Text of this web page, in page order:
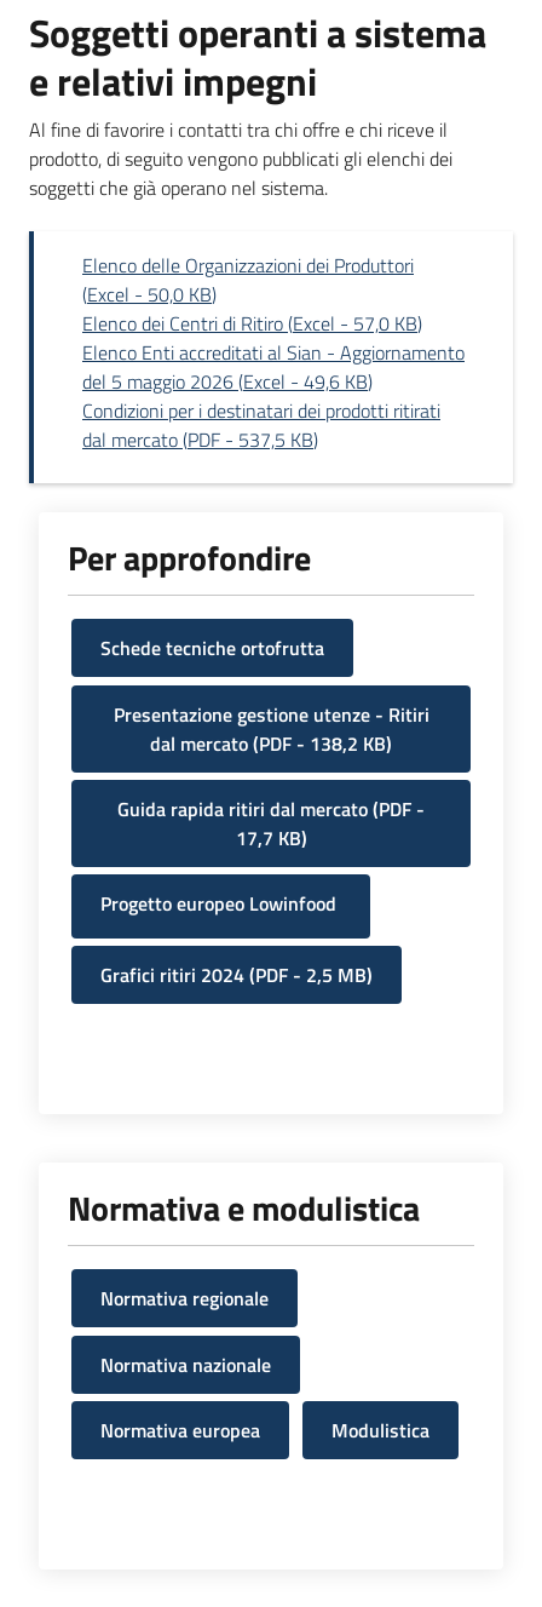
Soggetti operanti a sistema
e relativi impegni
Al fine di favorire i contatti tra chi offre e chi riceve il
prodotto, di seguito vengono pubblicati gli elenchi dei
soggetti che già operano nel sistema.
Elenco delle Organizzazioni dei Produttori
(Excel - 50,0 KB)
Elenco dei Centri di Ritiro(Excel - 57,0 KB)
Elenco Enti accreditati al Sian - Aggiornamento
del 5 maggio 2026(Excel - 49,6 KB)
Condizioni per i destinatari dei prodotti ritirati
dal mercato(PDF - 537,5 KB)
Per approfondire
Schede tecniche ortofrutta
Presentazione gestione utenze - Ritiri
dal mercato(PDF - 138,2 KB)
Guida rapida ritiri dal mercato(PDF -
17,7 KB)
Progetto europeo Lowinfood
Grafici ritiri 2024(PDF - 2,5 MB)
Normativa e modulistica
Normativa regionale
Normativa nazionale
Normativa europea Modulistica